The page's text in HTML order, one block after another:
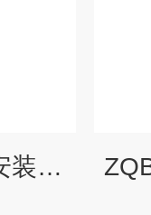
ZQB350立式轴流泵安装视频